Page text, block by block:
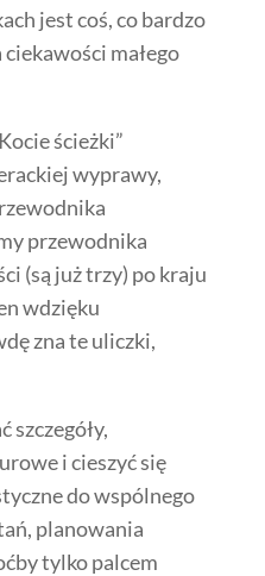
jest coś, co bardzo
małego
ścieżki”
wyprawy,
przewodnika
(są już trzy) po kraju
wdzięku
zna te uliczki,
szczegóły,
i cieszyć się
do wspólnego
planowania
tylko palcem